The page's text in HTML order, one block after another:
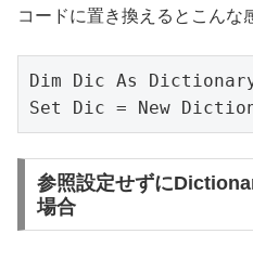
コードに置き換えるとこんな
Dim Dic As
Set Dic = New
参照設定せずに
場合